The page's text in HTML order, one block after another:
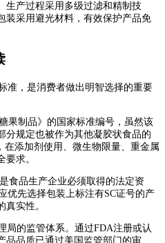
生产过程采用多级过滤和精制技
装采用避光材料，有效保护产品免
准，是消费者做出明智选择的重要
果制品》的国家标准编号，虽然该
分规定也被作为其他凝胶状食品的
在添加剂使用、微生物限量、重金属
要求。
食品生产企业必须取得的法定资
优先选择包装上标注有SC证号的产
实性。
局的监管体系。通过FDA注册或认
品品质已通过美国监管部门的审